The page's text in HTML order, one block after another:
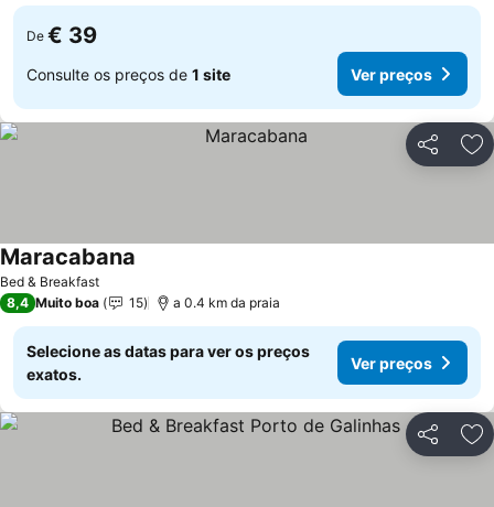
De € 39
Consulte os preços de 1 site Ver preços
Partilhar
Bed & Breakfast
Maracabana
8,4 Muito boa 15 a 0.4 km da praia
Selecione as datas para ver os preços
exatos.
Ver preços
Partilhar